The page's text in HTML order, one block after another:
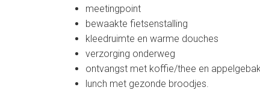
meetingpoint
bewaakte fietsenstalling
kleedruimte en warme douches
verzorging onderweg
ontvangst met koffie/thee en
lunch met gezonde broodjes.